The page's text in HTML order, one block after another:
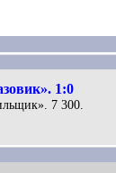
1:0
7 300.